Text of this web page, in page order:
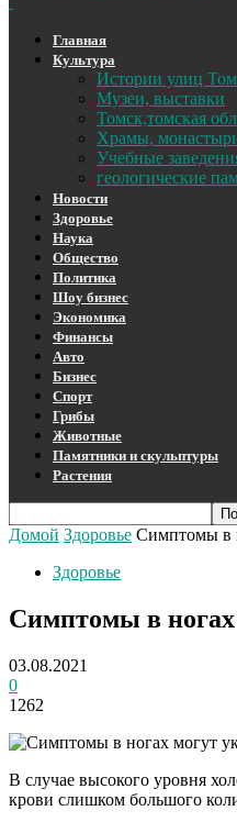
Главная
Культура
Истории улиц
Музеи, выставки
Томск,томская
Храмы,
Учебные
геологические
Новости
Здоровье
Наука
Общество
Политика
Шоу бизнес
Экономика
Финансы
Авто
Бизнес
Спорт
Грибы
Животные
Памятники и скульптуры
Растения
Домой Здоровье Симптомы в
Здоровье
Симптомы в
03.08.2021
0
1262
В случае высокого уровня
крови слишком большого